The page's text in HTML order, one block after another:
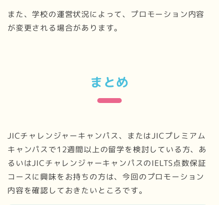
また、学校の運営状況によって、プロモーション内容
が変更される場合があります。
まとめ
JICチャレンジャーキャンパス、またはJICプレミアム
キャンパスで12週間以上の留学を検討している方、あ
るいはJICチャレンジャーキャンパスのIELTS点数保証
コースに興味をお持ちの方は、今回のプロモーション
内容を確認しておきたいところです。